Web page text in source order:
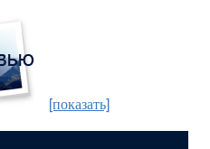
[показать]